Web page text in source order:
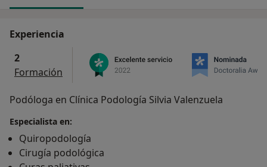
Experiencia
2
Formación
Podóloga en Clínica Podología Silvia Valenzuela
Especialista en:
Quiropodología
Cirugía podológica